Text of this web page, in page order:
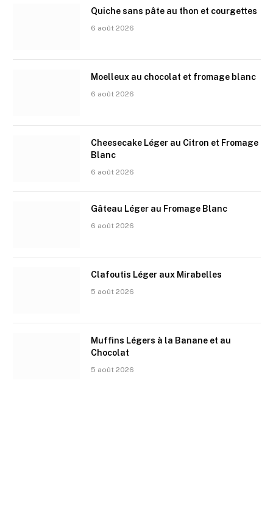
Quiche sans pâte au thon et courgettes
6 août 2026
Moelleux au chocolat et fromage blanc
6 août 2026
Cheesecake Léger au Citron et Fromage
Blanc
6 août 2026
Gâteau Léger au Fromage Blanc
6 août 2026
Clafoutis Léger aux Mirabelles
5 août 2026
Muffins Légers à la Banane et au
Chocolat
5 août 2026